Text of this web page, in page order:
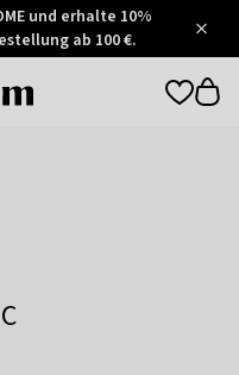
und erhalte 10%
ab 100 €.